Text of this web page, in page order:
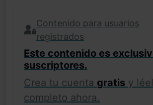
Contenido para usuarios
registrados
Este contenido es
suscriptores.
Crea tu cuenta gratis y
completo ahora.